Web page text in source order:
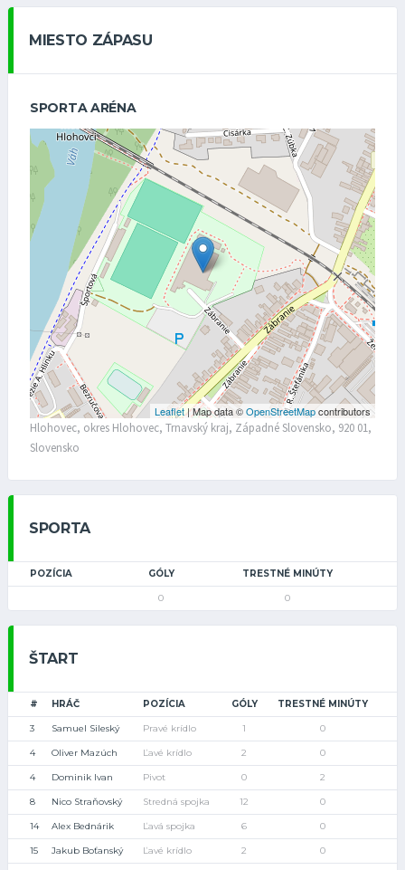
MIESTO ZÁPASU
SPORTA ARÉNA
Leaflet| Map data ©OpenStreetMapcontributors
Hlohovec, okres Hlohovec, Trnavský kraj, Západné Slovensko, 920 01,
Slovensko
SPORTA
POZÍCIA GÓLY TRESTNÉ MINÚTY
0 0
ŠTART
# HRÁČ POZÍCIA GÓLY TRESTNÉ MINÚTY
3 Samuel Sileský Pravé krídlo 1 0
4 Oliver Mazúch Ľavé krídlo 2 0
4 Dominik Ivan Pivot 0 2
8 Nico Straňovský Stredná spojka 12 0
14 Alex Bednárik Ľavá spojka 6 0
15 Jakub Boťanský Ľavé krídlo 2 0